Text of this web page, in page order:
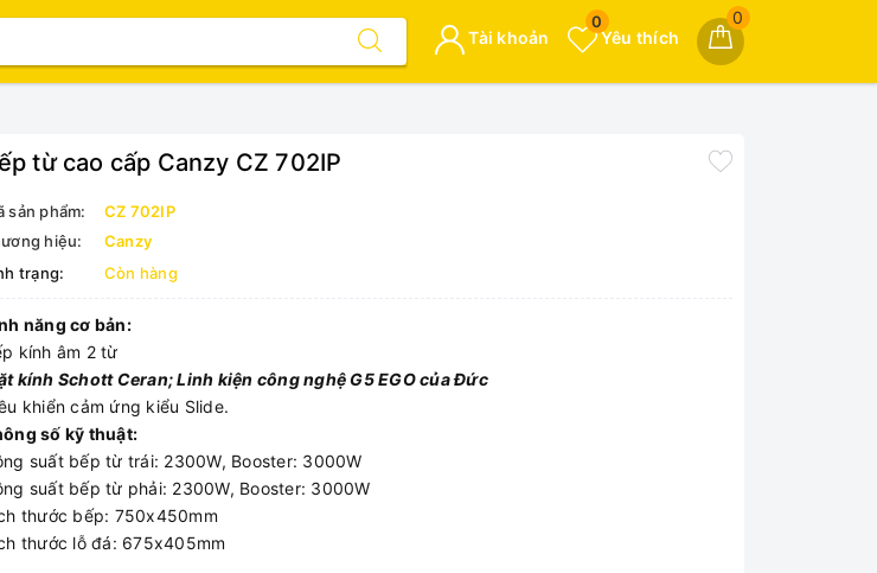
0
Yêu thích
0
Tài khoản
từ cao cấp Canzy CZ 702IP
sản phẩm:
CZ 702IP
hiệu:
Canzy
trạng:
Còn hàng
năng cơ bản:
kính âm 2 từ
kính Schott Ceran; Linh kiện công nghệ G5 EGO của Đức
khiển cảm ứng kiểu Slide.
số kỹ thuật:
suất bếp từ trái: 2300W, Booster: 3000W
suất bếp từ phải: 2300W, Booster: 3000W
thước bếp: 750x450mm
thước lỗ đá: 675x405mm